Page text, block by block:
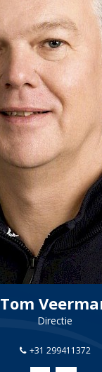
Tom
Directie
+31 299411372